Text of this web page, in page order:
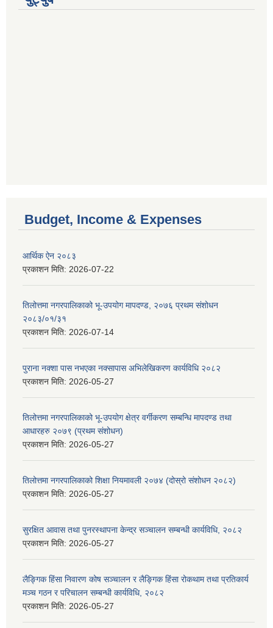
Budget, Income & Expenses
आर्थिक ऐन २०८३
प्रकाशन मिति: 2026-07-22
तिलोत्तमा नगरपालिकाको भू-उपयोग मापदण्ड, २०७६ प्रथम संशोधन
२०८३/०१/३१
प्रकाशन मिति: 2026-07-14
पुराना नक्शा पास नभएका नक्सापास अभिलेखिकरण कार्यविधि २०८२
प्रकाशन मिति: 2026-05-27
तिलोत्तमा नगरपालिकाको भू-उपयोग क्षेत्र वर्गीकरण सम्बन्धि मापदण्ड तथा
आधारहरु २०७९ (प्रथम संशोधन)
प्रकाशन मिति: 2026-05-27
तिलोत्तमा नगरपालिकाको शिक्षा नियमावली २०७४ (दोस्रो संशोधन २०८२)
प्रकाशन मिति: 2026-05-27
सुरक्षित आवास तथा पुनरस्थापना केन्द्र सञ्चालन सम्बन्धी कार्यविधि, २०८२
प्रकाशन मिति: 2026-05-27
लैङ्गिक हिंसा निवारण कोष सञ्चालन र लैङ्गिक हिंसा रोकथाम तथा प्रतिकार्य
मञ्च गठन र परिचालन सम्बन्धी कार्यविधि, २०८२
प्रकाशन मिति: 2026-05-27